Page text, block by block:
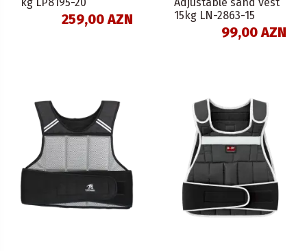
259,00 AZN
15kg LN-2863-15
99,00 AZN